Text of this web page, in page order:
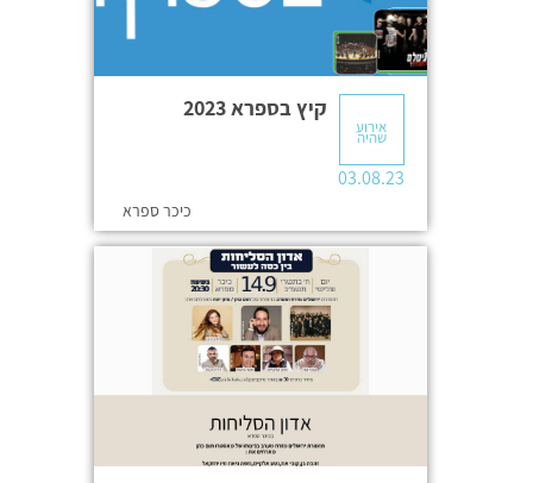
קיץ בספרא 2023
כיכר ספרא
אירוע
שהיה
03.08.23